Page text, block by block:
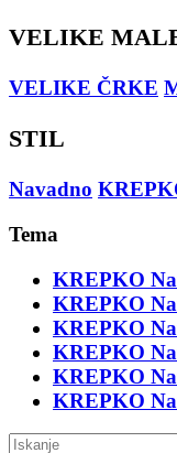
VELIKE
VELIKE ČRKE
STIL
Navadno
Tema
KREPKO
KREPKO
KREPKO
KREPKO
KREPKO
KREPKO